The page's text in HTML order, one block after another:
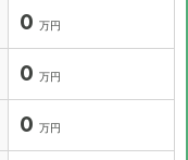
0 万円
0 万円
0 万円